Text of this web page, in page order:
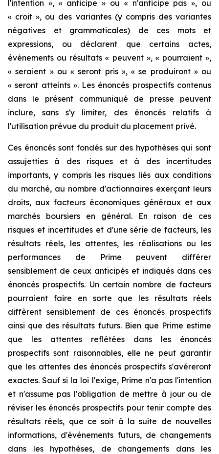
l'intention », « anticipe » ou « n'anticipe pas », ou
« croit », ou des variantes (y compris des variantes
négatives et grammaticales) de ces mots et
expressions, ou déclarent que certains actes,
événements ou résultats « peuvent », « pourraient »,
« seraient » ou « seront pris », « se produiront » ou
« seront atteints ». Les énoncés prospectifs contenus
dans le présent communiqué de presse peuvent
inclure, sans s'y limiter, des énoncés relatifs à
l'utilisation prévue du produit du placement privé.
Ces énoncés sont fondés sur des hypothèses qui sont
assujetties à des risques et à des incertitudes
importants, y compris les risques liés aux conditions
du marché, au nombre d'actionnaires exerçant leurs
droits, aux facteurs économiques généraux et aux
marchés boursiers en général. En raison de ces
risques et incertitudes et d'une série de facteurs, les
résultats réels, les attentes, les réalisations ou les
performances de Prime peuvent différer
sensiblement de ceux anticipés et indiqués dans ces
énoncés prospectifs. Un certain nombre de facteurs
pourraient faire en sorte que les résultats réels
diffèrent sensiblement de ces énoncés prospectifs
ainsi que des résultats futurs. Bien que Prime estime
que les attentes reflétées dans les énoncés
prospectifs sont raisonnables, elle ne peut garantir
que les attentes des énoncés prospectifs s'avéreront
exactes. Sauf si la loi l'exige, Prime n'a pas l'intention
et n'assume pas l'obligation de mettre à jour ou de
réviser les énoncés prospectifs pour tenir compte des
résultats réels, que ce soit à la suite de nouvelles
informations, d'événements futurs, de changements
dans les hypothèses, de changements dans les